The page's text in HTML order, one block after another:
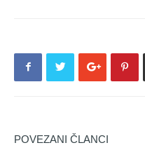
POVEZANI ČLANCI